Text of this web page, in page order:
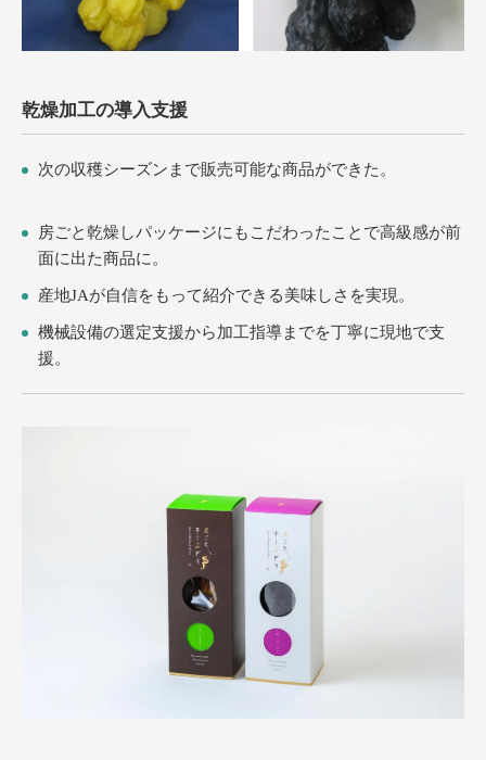
乾燥加工の導入支援
次の収穫シーズンまで販売可能な商品ができた。
房ごと乾燥しパッケージにもこだわったことで高級感が前
面に出た商品に。
産地JAが自信をもって紹介できる美味しさを実現。
機械設備の選定支援から加工指導までを丁寧に現地で支
援。